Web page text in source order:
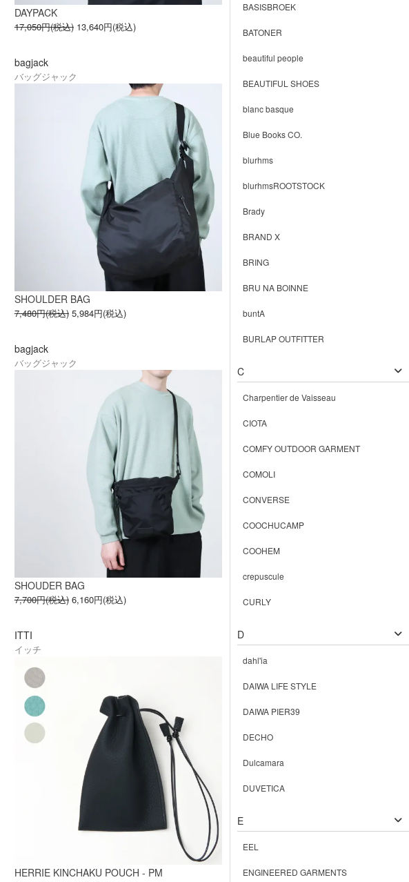
DAYPACK
17,050円(税込) 13,640円(税込)
bagjack
バッグジャック
SHOULDER BAG
7,480円(税込) 5,984円(税込)
bagjack
バッグジャック
SHOUDER BAG
7,700円(税込) 6,160円(税込)
ITTI
イッチ
HERRIE KINCHAKU POUCH - PM
BASISBROEK
BATONER
beautiful people
BEAUTIFUL SHOES
blanc basque
Blue Books CO.
blurhms
blurhmsROOTSTOCK
Brady
BRAND X
BRING
BRU NA BOINNE
buntA
BURLAP OUTFITTER
C
Charpentier de Vaisseau
CIOTA
COMFY OUTDOOR GARMENT
COMOLI
CONVERSE
COOCHUCAMP
COOHEM
crepuscule
CURLY
D
dahl'ia
DAIWA LIFE STYLE
DAIWA PIER39
DECHO
Dulcamara
DUVETICA
E
EEL
ENGINEERED GARMENTS